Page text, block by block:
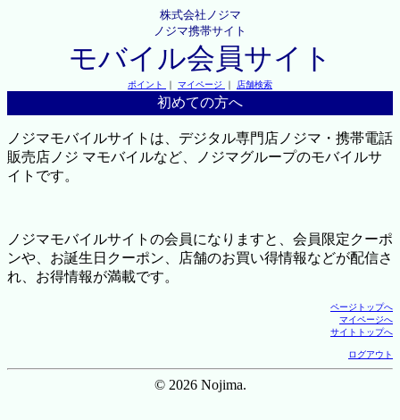
株式会社ノジマ
ノジマ携帯サイト
モバイル会員サイト
ポイント ｜ マイページ ｜ 店舗検索
初めての方へ
ノジマモバイルサイトは、デジタル専門店ノジマ・携帯電話
販売店ノジ マモバイルなど、ノジマグループのモバイルサ
イトです。
ノジマモバイルサイトの会員になりますと、会員限定クーポ
ンや、お誕生日クーポン、店舗のお買い得情報などが配信さ
れ、お得情報が満載です。
ページトップへ
マイページへ
サイトトップへ
ログアウト
© 2026 Nojima.